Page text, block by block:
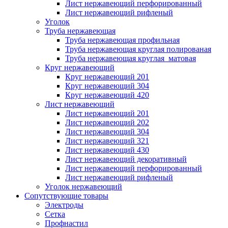
Лист нержавеющий перфорированный
Лист нержавеющий рифленый
Уголок
Труба нержавеющая
Труба нержавеющая профильная
Труба нержавеющая круглая полированая
Труба нержавеющая круглая матовая
Круг нержавеющий
Круг нержавеющий 201
Круг нержавеющий 304
Круг нержавеющий 420
Лист нержавеющий
Лист нержавеющий 201
Лист нержавеющий 202
Лист нержавеющий 304
Лист нержавеющий 321
Лист нержавеющий 430
Лист нержавеющий декоративный
Лист нержавеющий перфорированный
Лист нержавеющий рифленый
Уголок нержавеющий
Cопутствующие товары
Электроды
Сетка
Профнастил